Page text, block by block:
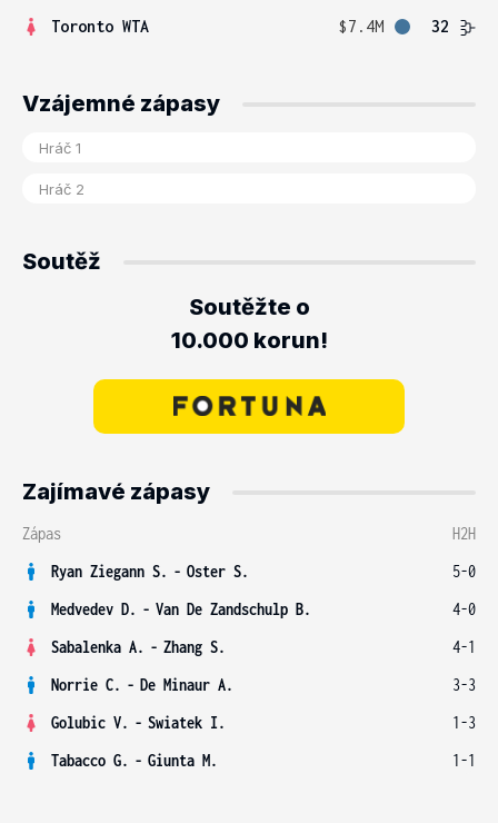
Toronto WTA
$7.4M 32
Vzájemné zápasy
Soutěž
Soutěžte o
10.000 korun!
Zajímavé zápasy
Zápas
H2H
Ryan Ziegann S. - Oster S.
5-0
Medvedev D. - Van De Zandschulp B.
4-0
Sabalenka A. - Zhang S.
4-1
Norrie C. - De Minaur A.
3-3
Golubic V. - Swiatek I.
1-3
Tabacco G. - Giunta M. 1-1